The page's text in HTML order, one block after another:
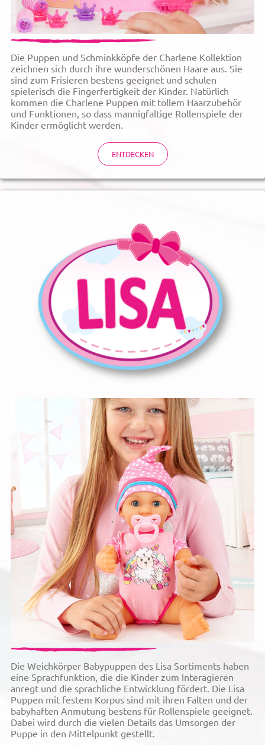
Die Puppen und Schminkköpfe der Charlene Kollektion
zeichnen sich durch ihre wunderschönen Haare aus. Sie
sind zum Frisieren bestens geeignet und schulen
spielerisch die Fingerfertigkeit der Kinder. Natürlich
kommen die Charlene Puppen mit tollem Haarzubehör
und Funktionen, so dass mannigfaltige Rollenspiele der
Kinder ermöglicht werden.
ENTDECKEN
Die Weichkörper Babypuppen des Lisa Sortiments haben
eine Sprachfunktion, die die Kinder zum Interagieren
anregt und die sprachliche Entwicklung fördert. Die Lisa
Puppen mit festem Korpus sind mit ihren Falten und der
babyhaften Anmutung bestens für Rollenspiele geeignet.
Dabei wird durch die vielen Details das Umsorgen der
Puppe in den Mittelpunkt gestellt.